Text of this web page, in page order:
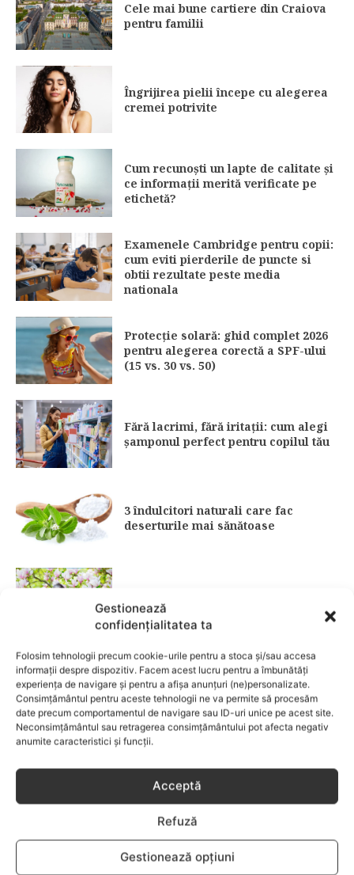
Gestionează
confidențialitatea ta
Folosim tehnologii precum cookie-urile pentru a stoca și/sau accesa
informații despre dispozitiv. Facem acest lucru pentru a îmbunătăți
experiența de navigare și pentru a afișa anunțuri (ne)personalizate.
Consimțământul pentru aceste tehnologii ne va permite să procesăm
date precum comportamentul de navigare sau ID-uri unice pe acest site.
Neconsimțământul sau retragerea consimțământului pot afecta negativ
anumite caracteristici și funcții.
Acceptă
Refuză
Gestionează opțiuni
Cele mai bune cartiere din Craiova
pentru familii
Îngrijirea pielii începe cu alegerea
cremei potrivite
Cum recunoști un lapte de calitate și
ce informații merită verificate pe
etichetă?
Examenele Cambridge pentru copii:
cum eviti pierderile de puncte si
obtii rezultate peste media
nationala
Protecție solară: ghid complet 2026
pentru alegerea corectă a SPF-ului
(15 vs. 30 vs. 50)
Fără lacrimi, fără iritații: cum alegi
șamponul perfect pentru copilul tău
3 îndulcitori naturali care fac
deserturile mai sănătoase
copii: ce păstrezi și ce donezi
EVENIMENTE
LIFESTYLE
713
COPII
633
FAMILIA
COMUNICAT
521
DEZVOLTAREA COPILULUI
378